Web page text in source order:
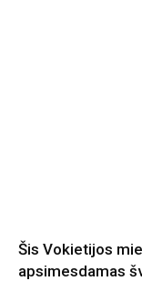
Šis Vokietijos
apsimesdamas